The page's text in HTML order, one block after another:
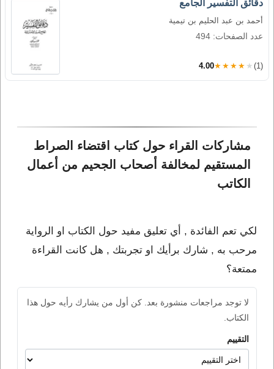
دقائق التفسير الجامع
أحمد بن عبد الحليم بن تيمية
عدد الصفحات: 494
4.00★★★★★ (1)
مشاركات القراء حول كتاب اقتضاء الصراط
المستقيم لمخالفة أصحاب الجحيم من أعمال
الكاتب
لكي تعم الفائدة , أي تعليق مفيد حول الكتاب او الرواية
مرحب به , شارك برأيك او تجربتك , هل كانت القراءة
ممتعة؟
لا توجد مراجعات منشورة بعد. كن أول من يشارك رأيه حول هذا
الكتاب.
التقييم